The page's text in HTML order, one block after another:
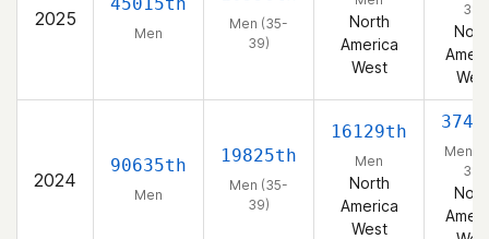
2025
Men
Men (35-
39)
North
America
West
39)
2024
90635th
Men
19825th
Men (35-
39)
16129th
Men
North
America
West
Men
39)